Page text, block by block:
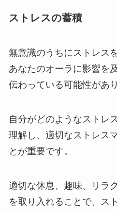
ストレスの蓄積
無意識のうちにストレス
あなたのオーラに影響を
伝わっている可能性があ
自分がどのようなストレ
理解し、適切なストレス
とが重要です。
適切な休息、趣味、リラ
を取り入れることで、ス